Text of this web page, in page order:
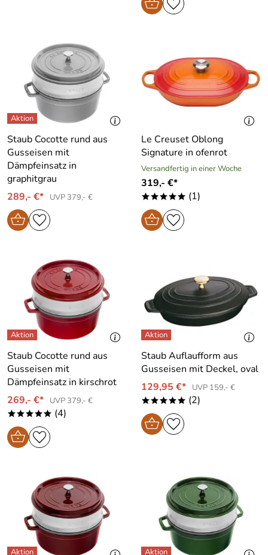
Staub Cocotte rund aus
Gusseisen mit
Dämpfeinsatz in
graphitgrau
289,- €*
UVP 379,- €
Le Creuset Oblong
Signature in ofenrot
Versandfertig in einer Woche
319,- €*
***** (1)
Staub Cocotte rund aus
Gusseisen mit
Dämpfeinsatz in kirschrot
269,- €*
UVP 379,- €
***** (4)
Staub Auflaufform aus
Gusseisen mit Deckel, oval
129,95 €*
UVP 159,- €
***** (2)